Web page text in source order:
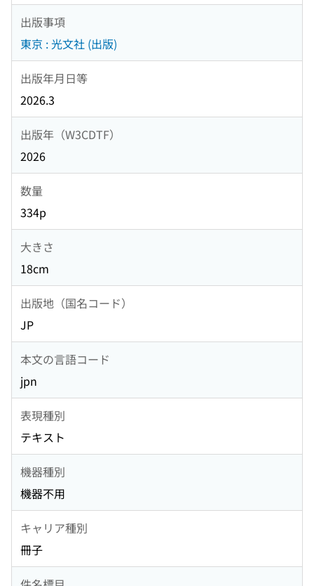
出版事項
東京 : 光文社 (出版)
出版年月日等
2026.3
出版年（W3CDTF）
2026
数量
334p
大きさ
18cm
出版地（国名コード）
JP
本文の言語コード
jpn
表現種別
テキスト
機器種別
機器不用
キャリア種別
冊子